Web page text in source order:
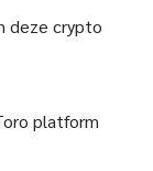
deze crypto
platform